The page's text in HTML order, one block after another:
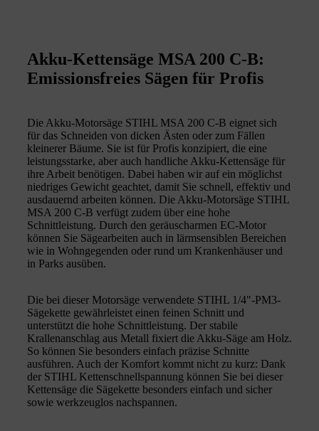
Akku-Kettensäge MSA 200 C-B:
Emissionsfreies Sägen für Profis
Die Akku-Motorsäge STIHL MSA 200 C-B eignet sich
für das Schneiden von dicken Ästen oder zum Fällen
kleinerer Bäume. Sie ist für Profis konzipiert, die eine
leistungsstarke, aber auch handliche Akku-Kettensäge für
ihre Arbeit benötigen. Dabei haben wir auf ein möglichst
niedriges Gewicht geachtet, damit Sie schnell, effektiv und
ausdauernd arbeiten können. Die Akku-Motorsäge STIHL
MSA 200 C-B verfügt zudem über eine hohe
Schnittleistung. Durch den geräuscharmen EC-Motor
können Sie Sägearbeiten auch in lärmsensiblen Bereichen
wie in Wohngegenden oder rund um Krankenhäuser und
in Parks ausüben.
Die bei dieser Motorsäge verwendete STIHL 1/4"-PM3-
Sägekette gewährleistet einen feinen Schnitt und
unterstützt die hohe Schnittleistung. Der stabile
Krallenanschlag aus Metall fixiert die Akku-Säge am Holz.
So können Sie besonders einfach präzise Schnitte
ausführen. Auch der Komfort kommt nicht zu kurz: Dank
der STIHL Kettenschnellspannung können Sie bei dieser
Kettensäge die Sägekette besonders einfach und sicher
sowie werkzeuglos nachspannen.